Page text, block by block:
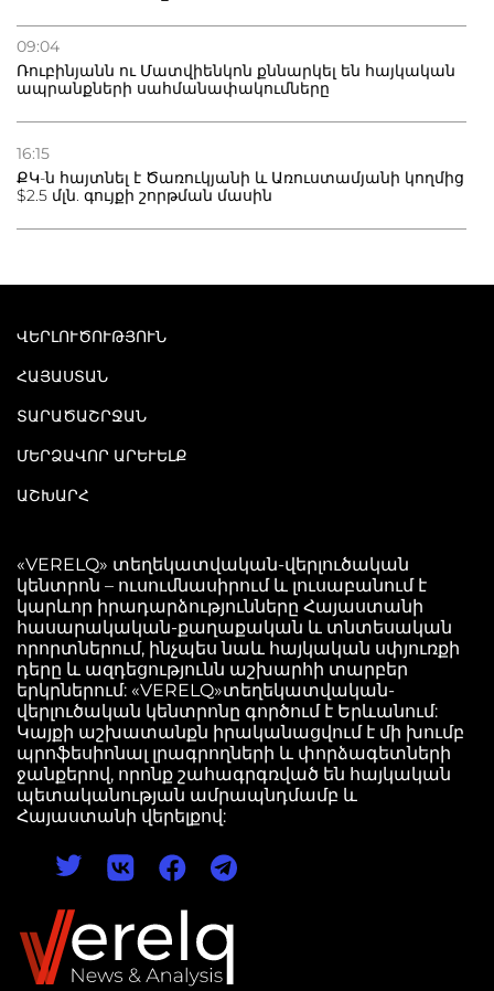
09:04
Ռուբինյանն ու Մատվիենկոն քննարկել են հայկական
ապրանքների սահմանափակումները
16:15
ՔԿ-ն հայտնել է Ծառուկյանի և Առուստամյանի կողմից
$2.5 մլն. գույքի շորթման մասին
ՎԵՐԼՈՒԾՈՒԹՅՈՒՆ
ՀԱՅԱՍՏԱՆ
ՏԱՐԱԾԱՇՐՋԱՆ
ՄԵՐՁԱՎՈՐ ԱՐԵՒԵԼՔ
ԱՇԽԱՐՀ
«VERELQ» տեղեկատվական-վերլուծական
կենտրոն – ուսումնասիրում և լուսաբանում է
կարևոր իրադարձությունները Հայաստանի
հասարակական-քաղաքական և տնտեսական
որորտներում, ինչպես նաև հայկական սփյուռքի
դերը և ազդեցությունն աշխարհի տարբեր
երկրներում: «VERELQ»տեղեկատվական-
վերլուծական կենտրոնը գործում է Երևանում:
Կայքի աշխատանքն իրականացվում է մի խումբ
պրոֆեսիոնալ լրագրողների և փորձագետների
ջանքերով, որոնք շահագրգռված են հայկական
պետականության ամրապնդմամբ և
Հայաստանի վերելքով: